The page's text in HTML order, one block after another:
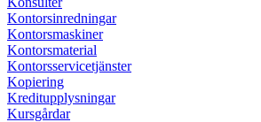
Kontorsinredningar
Kontorsmaskiner
Kontorsmaterial
Kontorsservicetjänster
Kopiering
Kreditupplysningar
Kursgårdar